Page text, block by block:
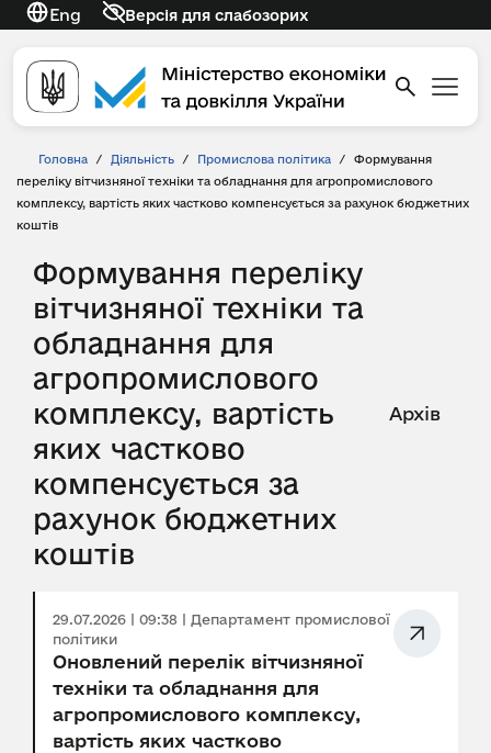
Eng Версія для слабозорих
Головна / Діяльність / Промислова політика /
Формування
переліку вітчизняної техніки та обладнання для агропромислового
комплексу, вартість яких частково компенсується за рахунок бюджетних
коштів
Формування переліку
вітчизняної техніки та
обладнання для
агропромислового
комплексу, вартість
яких частково
компенсується за
рахунок бюджетних
коштів
Архів
29.07.2026 | 09:38 | Департамент промислової
політики
Оновлений перелік вітчизняної
техніки та обладнання для
агропромислового комплексу,
вартість яких частково